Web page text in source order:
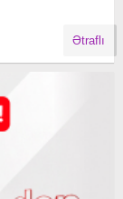
Ətraflı